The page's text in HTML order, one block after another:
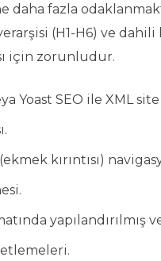
daha fazla
(H1-H6) ve
için zorunludur.
Yoast SEO ile XML site
kırıntısı)
yapılandırılmış